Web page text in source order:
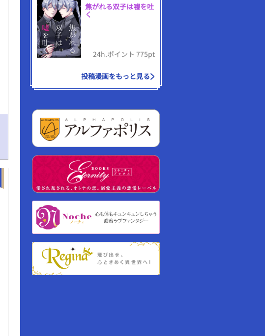
焦がれる双子は嘘を吐
く
24h.ポイント 775pt
投稿漫画をもっと見る